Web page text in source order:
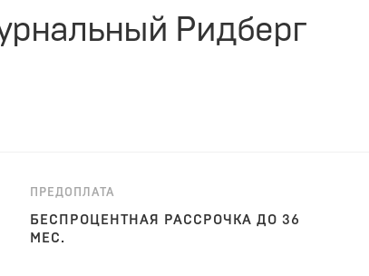
Ридберг
ПРЕДОПЛАТА
БЕСПРОЦЕНТНАЯ РАССРОЧКА ДО 36
МЕС.